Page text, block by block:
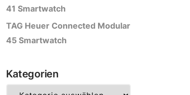
41 Smartwatch
TAG Heuer Connected Modular
45 Smartwatch
Kategorien